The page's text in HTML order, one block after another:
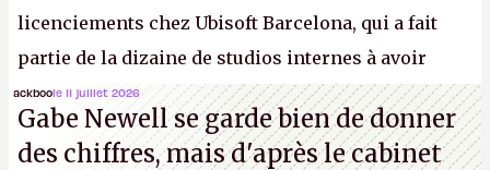
licenciements chez Ubisoft Barcelona, qui a fait
partie de la dizaine de studios internes à avoir
travaillé sur cetAssassin's Creedsous la direction
d'Ubisoft Singapour.A.
ackboole 11 juillet 2026
Gabe Newell se garde bien de donner
des chiffres, mais d'après le cabinet